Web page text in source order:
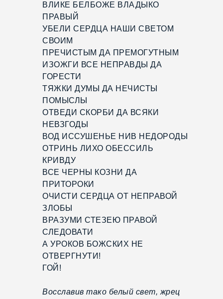
ВЛИКЕ БЕЛБОЖЕ ВЛАДЫКО
ПРАВЫЙ
УБЕЛИ СЕРДЦА НАШИ СВЕТОМ
СВОИМ
ПРЕЧИСТЫМ ДА ПРЕМОГУТНЫМ
ИЗОЖГИ ВСЕ НЕПРАВДЫ ДА
ГОРЕСТИ
ТЯЖКИ ДУМЫ ДА НЕЧИСТЫ
ПОМЫСЛЫ
ОТВЕДИ СКОРБИ ДА ВСЯКИ
НЕВЗГОДЫ
ВОД ИССУШЕНЬЕ НИВ НЕДОРОДЫ
ОТРИНЬ ЛИХО ОБЕССИЛЬ
КРИВДУ
ВСЕ ЧЕРНЫ КОЗНИ ДА
ПРИТОРОКИ
ОЧИСТИ СЕРДЦА ОТ НЕПРАВОЙ
ЗЛОБЫ
ВРАЗУМИ СТЕЗЕЮ ПРАВОЙ
СЛЕДОВАТИ
А УРОКОВ БОЖСКИХ НЕ
ОТВЕРГНУТИ!
ГОЙ!
Восславив тако белый свет, жрец